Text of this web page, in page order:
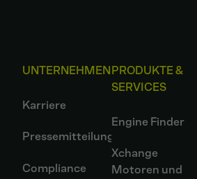
UNTERNEHMEN
Karriere
Pressemitteilungen
Compliance
PRODUKTE &
SERVICES
Engine Finder
Xchange
Motoren und